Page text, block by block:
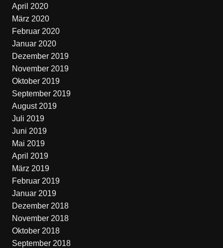
April 2020
März 2020
Februar 2020
Januar 2020
Dezember 2019
November 2019
Oktober 2019
September 2019
August 2019
Juli 2019
Juni 2019
Mai 2019
April 2019
März 2019
Februar 2019
Januar 2019
Dezember 2018
November 2018
Oktober 2018
September 2018